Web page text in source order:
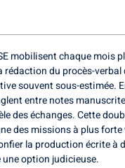
mobilisent chaque mois
rédaction du procès-
souvent sous-estimée.
entre notes
des échanges. Cette
des missions à plus forte
la production écrite à
option judicieuse.